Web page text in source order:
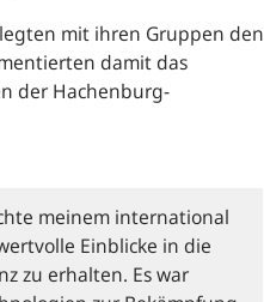
mit ihren Gruppen den
damit das
der Hachenburg-
meinem international
Einblicke in die
zu erhalten. Es war